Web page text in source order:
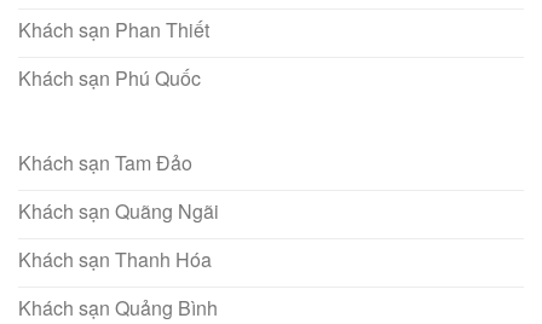
Khách sạn Phan Thiết
Khách sạn Phú Quốc
Khách sạn Tam Đảo
Khách sạn Quãng Ngãi
Khách sạn Thanh Hóa
Khách sạn Quảng Bình